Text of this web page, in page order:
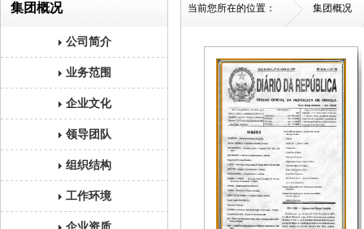
集团概况
公司简介
业务范围
企业文化
领导团队
组织结构
工作环境
当前您所在的位置： 集团概况